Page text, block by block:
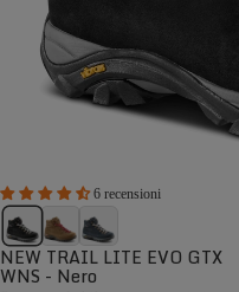
6 recensioni
NEW TRAIL LITE EVO GTX
WNS - Nero